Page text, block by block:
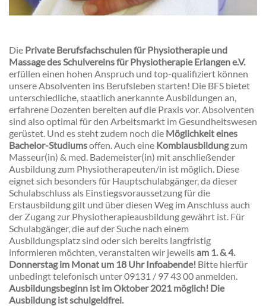
Die Private Berufsfachschulen für Physiotherapie und
Massage des Schulvereins für Physiotherapie Erlangen e.V.
erfüllen einen hohen Anspruch und top-qualifiziert können
unsere Absolventen ins Berufsleben starten! Die BFS bietet
unterschiedliche, staatlich anerkannte Ausbildungen an,
erfahrene Dozenten bereiten auf die Praxis vor. Absolventen
sind also optimal für den Arbeitsmarkt im Gesundheitswesen
gerüstet. Und es steht zudem noch die Möglichkeit eines
Bachelor-Studiumsoffen. Auch eine Kombiausbildungzum
Masseur(in) & med. Bademeister(in) mit anschließender
Ausbildung zum Physiotherapeuten/in ist möglich. Diese
eignet sich besonders für Hauptschulabgänger, da dieser
Schulabschluss als Einstiegsvoraussetzung für die
Erstausbildung gilt und über diesen Weg im Anschluss auch
der Zugang zur Physiotherapieausbildung gewährt ist. Für
Schulabgänger, die auf der Suche nach einem
Ausbildungsplatz sind oder sich bereits langfristig
informieren möchten, veranstalten wir jeweilsam 1. & 4.
Donnerstag im Monat um 18 Uhr Infoabende! Bitte hierfür
unbedingt telefonisch unter 09131 / 97 43 00 anmelden.
Ausbildungsbeginn ist im Oktober 2021 möglich! Die
Ausbildung ist schulgeldfrei.